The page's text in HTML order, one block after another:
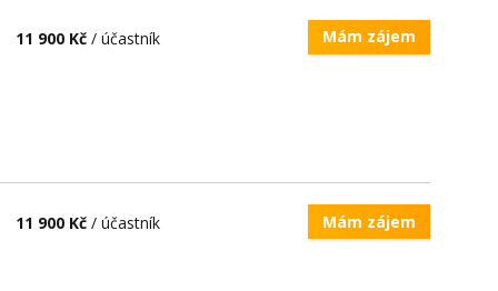
11 900 Kč / účastník Mám zájem
11 900 Kč / účastník Mám zájem